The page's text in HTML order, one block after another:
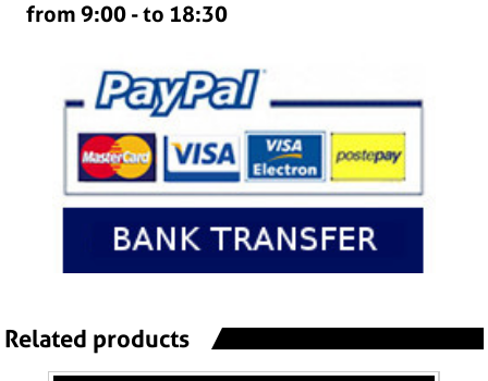
from 9:00 - to 18:30
Related products